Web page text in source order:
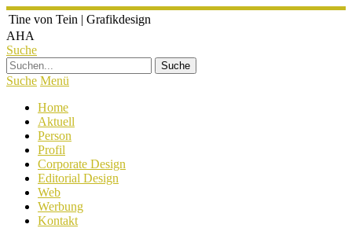
Tine von Tein | Grafikdesign
AHA
Suche
Suche Menü
Home
Aktuell
Person
Profil
Corporate Design
Editorial Design
Web
Werbung
Kontakt